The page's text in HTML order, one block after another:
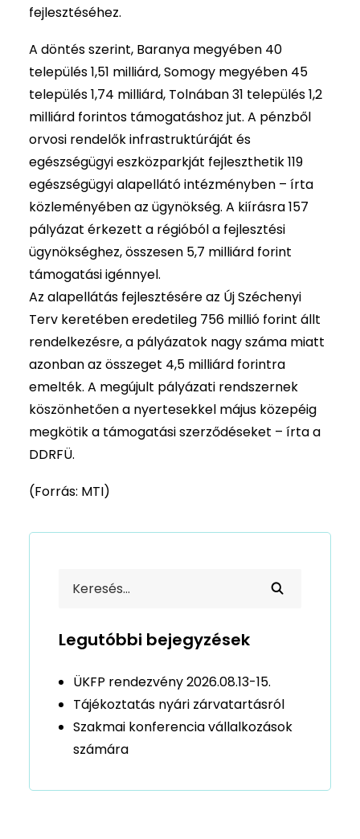
fejlesztéséhez.
A döntés szerint, Baranya megyében 40
település 1,51 milliárd, Somogy megyében 45
település 1,74 milliárd, Tolnában 31 település 1,2
milliárd forintos támogatáshoz jut. A pénzből
orvosi rendelők infrastruktúráját és
egészségügyi eszközparkját fejleszthetik 119
egészségügyi alapellátó intézményben – írta
közleményében az ügynökség. A kiírásra 157
pályázat érkezett a régióból a fejlesztési
ügynökséghez, összesen 5,7 milliárd forint
támogatási igénnyel.
Az alapellátás fejlesztésére az Új Széchenyi
Terv keretében eredetileg 756 millió forint állt
rendelkezésre, a pályázatok nagy száma miatt
azonban az összeget 4,5 milliárd forintra
emelték. A megújult pályázati rendszernek
köszönhetően a nyertesekkel május közepéig
megkötik a támogatási szerződéseket – írta a
DDRFÜ.
(Forrás: MTI)
Legutóbbi bejegyzések
ÜKFP rendezvény 2026.08.13-15.
Tájékoztatás nyári zárvatartásról
Szakmai konferencia vállalkozások
számára